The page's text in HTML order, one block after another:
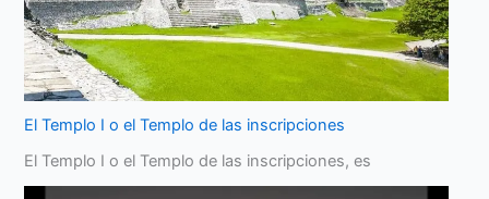
El Templo I o el Templo de las inscripciones
El Templo I o el Templo de las inscripciones, es